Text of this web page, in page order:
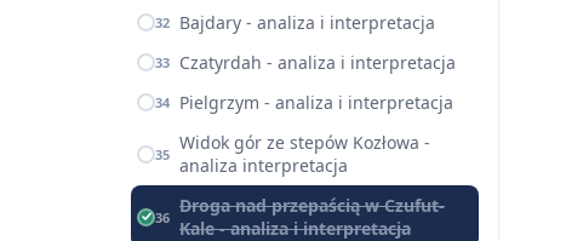
32 Bajdary - analiza i interpretacja
33 Czatyrdah - analiza i interpretacja
34 Pielgrzym - analiza i interpretacja
35 Widok gór ze stepów Kozłowa -
analiza interpretacja
36 Droga nad przepaścią w Czufut-
Kale - analiza i interpretacja